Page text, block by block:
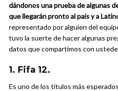
dándonos una prueba de algunas
que llegarán pronto al país y a
representado por alguien del
tuvo la suerte de hacer algunas
datos que compartimos con
1. Fifa 12.
Es uno de los títulos más